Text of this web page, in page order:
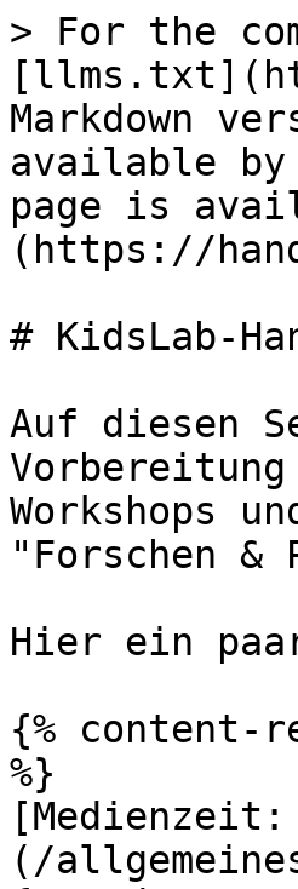
> For the
Markdown
available by
page is
(https://
# KidsLab-
Auf diesen
Workshops
"Forschen &
Hier ein
{% content-
%}
(/